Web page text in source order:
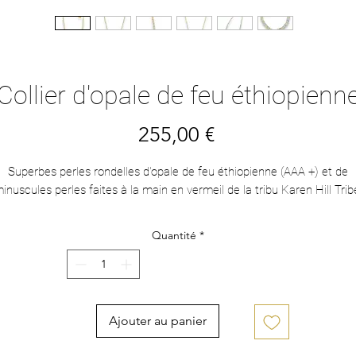
d'opale de feu
255,00 €Prix
Superbes perles rondelles d'opale de feu éthiopienne (AAA +) et de
perles faites à la main en vermeil de la tribu Karen Hill
Quantité *
Ajouter au panier